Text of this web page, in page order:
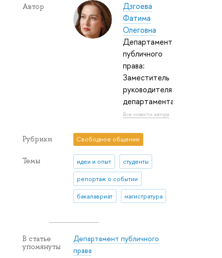
Автор
Дзгоева
Фатима
Олеговна
Департамент
публичного
права:
Заместитель
руководителя
департамента
Все новости автора
Рубрики Свободное общение
Темы идеи и опыт студенты
репортаж о событии
бакалавриат магистратура
В статье
упомянуты
Департамент публичного
права